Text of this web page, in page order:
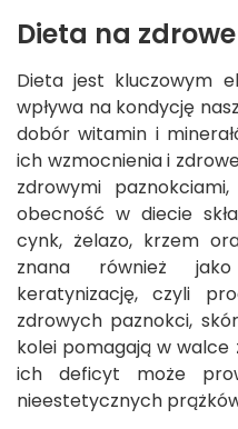
Dieta na
Dieta jest kluczowym
wpływa na kondycję
dobór witamin i
ich wzmocnienia i
zdrowymi
obecność w diecie
cynk, żelazo, krzem
znana również
keratynizację, czyli
zdrowych paznokci,
kolei pomagają w walce
ich deficyt może
nieestetycznych